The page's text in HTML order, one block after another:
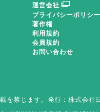
の価格は大幅に高騰し、
保障を根底から揺るがす
ンの間で和平に関する覚
事態の展開によっては、さ
運営会社
プライバシーポリシー
著作権
利用規約
会員規約
お問い合わせ
を禁じます。 発行：株式会社